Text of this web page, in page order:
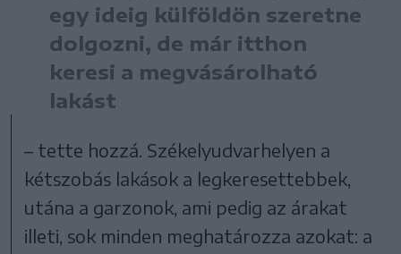
egy ideig külföldön szeretne
dolgozni, de már itthon
keresi a megvásárolható
lakást
– tette hozzá. Székelyudvarhelyen a
kétszobás lakások a legkeresettebbek,
utána a garzonok, ami pedig az árakat
illeti, sok minden meghatározza azokat: a